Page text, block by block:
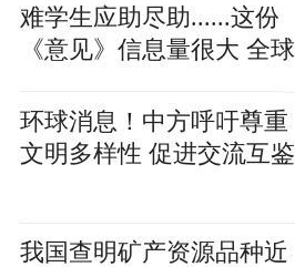
难学生应助尽助......这份
《意见》信息量很大 全球
环球消息！中方呼吁尊重
文明多样性 促进交流互鉴
我国查明矿产资源品种近